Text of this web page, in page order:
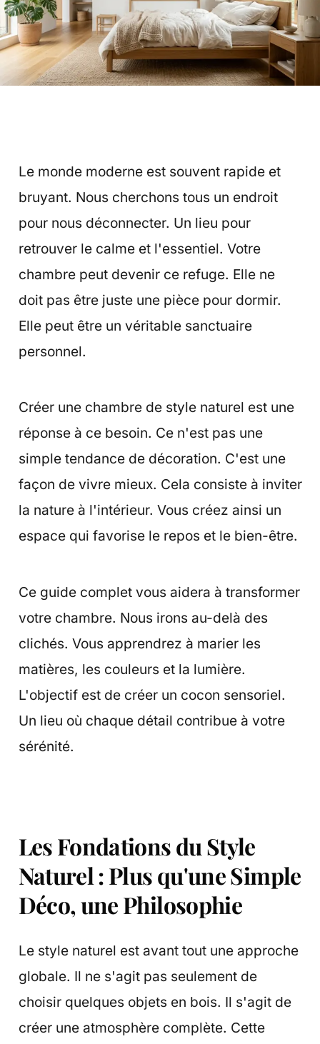
Le monde moderne est souvent rapide et
bruyant. Nous cherchons tous un endroit
pour nous déconnecter. Un lieu pour
retrouver le calme et l'essentiel. Votre
chambre peut devenir ce refuge. Elle ne
doit pas être juste une pièce pour dormir.
Elle peut être un véritable sanctuaire
personnel.
Créer une chambre de style naturel est une
réponse à ce besoin. Ce n'est pas une
simple tendance de décoration. C'est une
façon de vivre mieux. Cela consiste à inviter
la nature à l'intérieur. Vous créez ainsi un
espace qui favorise le repos et le bien-être.
Ce guide complet vous aidera à transformer
votre chambre. Nous irons au-delà des
clichés. Vous apprendrez à marier les
matières, les couleurs et la lumière.
L'objectif est de créer un cocon sensoriel.
Un lieu où chaque détail contribue à votre
sérénité.
Les Fondations du Style
Naturel : Plus qu'une Simple
Déco, une Philosophie
Le style naturel est avant tout une approche
globale. Il ne s'agit pas seulement de
choisir quelques objets en bois. Il s'agit de
créer une atmosphère complète. Cette